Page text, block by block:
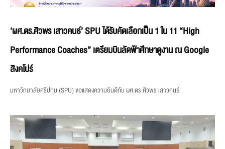
‘ผศ.ดร.ศิวพร เสาวคนธ์’ SPU ได้รับคัดเลือกเป็น 1 ใน 11 “High
Performance Coaches” เตรียมบินลัดฟ้าศึกษาดูงาน ณ Google
สิงคโปร์
มหาวิทยาลัยศรีปทุม (SPU) ขอแสดงความยินดีกับ ผศ.ดร.ศิวพร เสาวคนธ์